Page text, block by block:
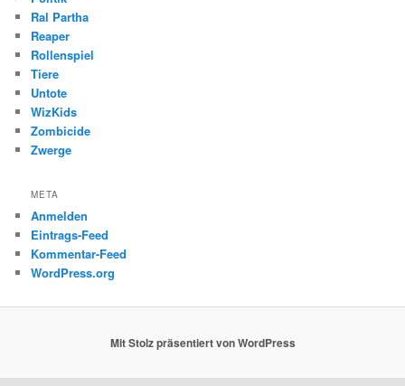
Ral Partha
Reaper
Rollenspiel
Tiere
Untote
WizKids
Zombicide
Zwerge
META
Anmelden
Eintrags-Feed
Kommentar-Feed
WordPress.org
Mit Stolz präsentiert von WordPress